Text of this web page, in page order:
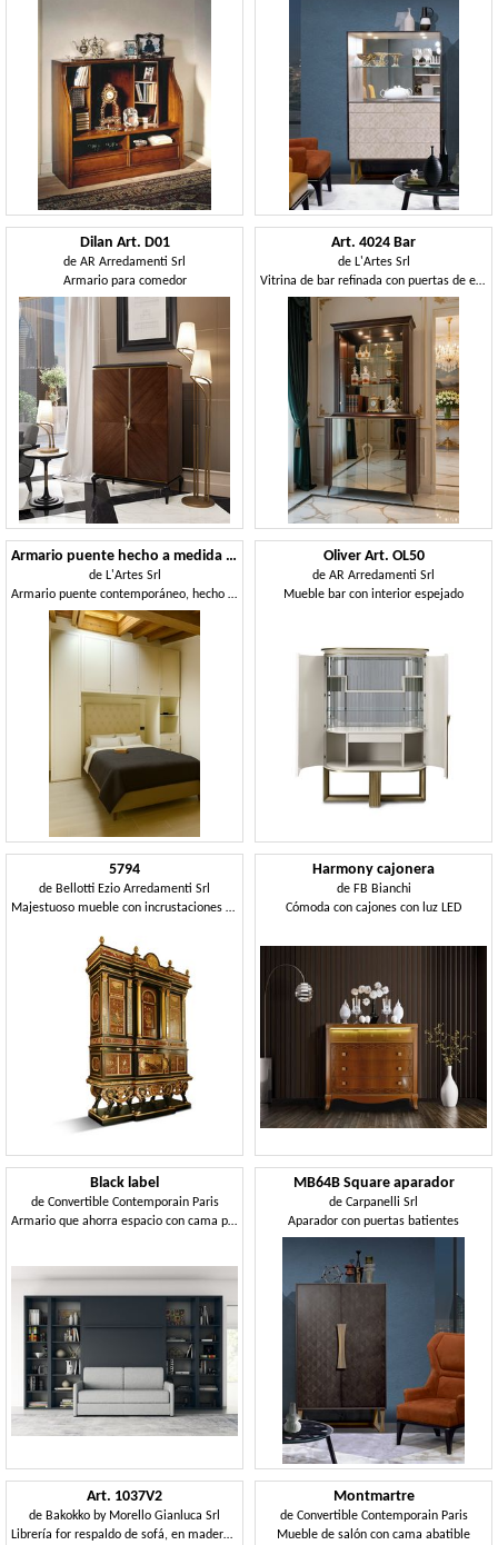
Dilan Art. D01
de AR Arredamenti Srl
Armario para comedor
Art. 4024 Bar
de L'Artes Srl
Vitrina de bar refinada con puertas de espejo
Armario puente hecho a medida de estilo moderno
de L'Artes Srl
Armario puente contemporáneo, hecho a medida.
Oliver Art. OL50
de AR Arredamenti Srl
Mueble bar con interior espejado
5794
de Bellotti Ezio Arredamenti Srl
Majestuoso mueble con incrustaciones y canicas
Harmony cajonera
de FB Bianchi
Cómoda con cajones con luz LED
Black label
de Convertible Contemporain Paris
Armario que ahorra espacio con cama plegable
MB64B Square aparador
de Carpanelli Srl
Aparador con puertas batientes
Art. 1037V2
de Bakokko by Morello Gianluca Srl
Librería for respaldo de sofá, en madera, acabado cerezo
Montmartre
de Convertible Contemporain Paris
Mueble de salón con cama abatible